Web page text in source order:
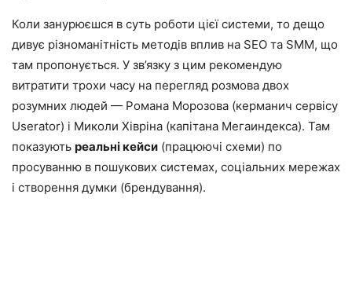
Коли занурюєшся в суть роботи цієї системи, то дещо
дивує різноманітність методів вплив на SEO та SMM, що
там пропонується. У зв’язку з цим рекомендую
витратити трохи часу на перегляд розмова двох
розумних людей — Романа Морозова (керманич сервісу
Userator) і Миколи Хівріна (капітана Мегаиндекса). Там
показують реальні кейси (працюючі схеми) по
просуванню в пошукових системах, соціальних мережах
і створення думки (брендування).